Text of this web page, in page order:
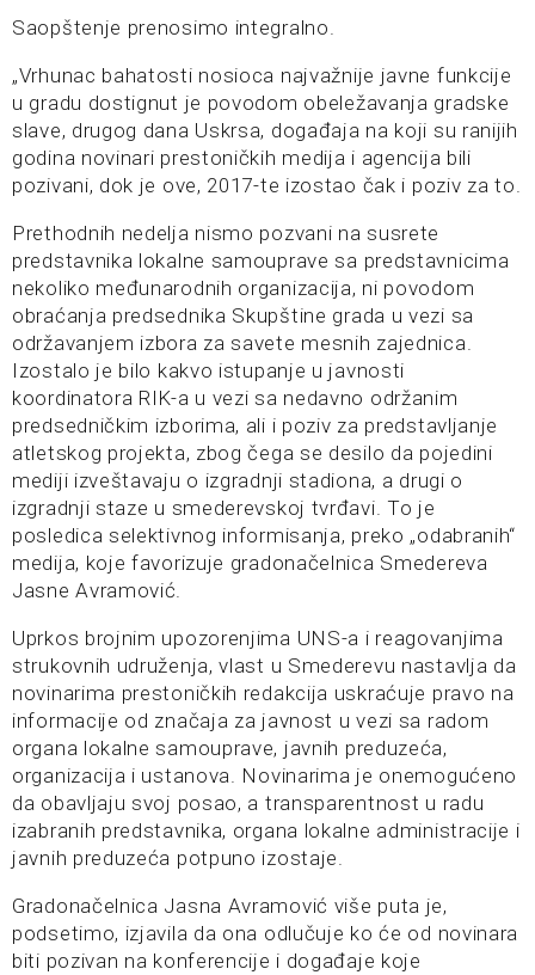
Saopštenje prenosimo integralno.
„Vrhunac bahatosti nosioca najvažnije javne funkcije
u gradu dostignut je povodom obeležavanja gradske
slave, drugog dana Uskrsa, događaja na koji su ranijih
godina novinari prestoničkih medija i agencija bili
pozivani, dok je ove, 2017-te izostao čak i poziv za to.
Prethodnih nedelja nismo pozvani na susrete
predstavnika lokalne samouprave sa predstavnicima
nekoliko međunarodnih organizacija, ni povodom
obraćanja predsednika Skupštine grada u vezi sa
održavanjem izbora za savete mesnih zajednica.
Izostalo je bilo kakvo istupanje u javnosti
koordinatora RIK-a u vezi sa nedavno održanim
predsedničkim izborima, ali i poziv za predstavljanje
atletskog projekta, zbog čega se desilo da pojedini
mediji izveštavaju o izgradnji stadiona, a drugi o
izgradnji staze u smederevskoj tvrđavi. To je
posledica selektivnog informisanja, preko „odabranih“
medija, koje favorizuje gradonačelnica Smedereva
Jasne Avramović.
Uprkos brojnim upozorenjima UNS-a i reagovanjima
strukovnih udruženja, vlast u Smederevu nastavlja da
novinarima prestoničkih redakcija uskraćuje pravo na
informacije od značaja za javnost u vezi sa radom
organa lokalne samouprave, javnih preduzeća,
organizacija i ustanova. Novinarima je onemogućeno
da obavljaju svoj posao, a transparentnost u radu
izabranih predstavnika, organa lokalne administracije i
javnih preduzeća potpuno izostaje.
Gradonačelnica Jasna Avramović više puta je,
podsetimo, izjavila da ona odlučuje ko će od novinara
biti pozivan na konferencije i događaje koje